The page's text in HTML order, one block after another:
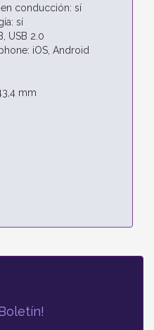
conducción: sí
sí
USB 2.0
iOS, Android
mm